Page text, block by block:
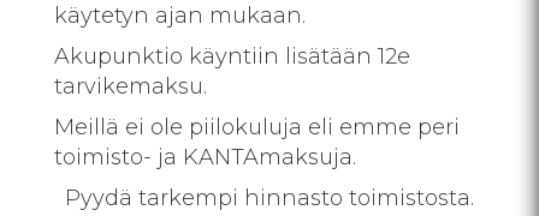
käytetyn ajan mukaan.
Akupunktio käyntiin lisätään 12e
tarvikemaksu.
Meillä ei ole piilokuluja eli emme peri
toimisto- ja KANTAmaksuja.
Pyydä tarkempi hinnasto toimistosta.